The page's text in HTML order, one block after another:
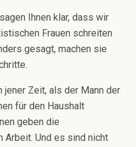
Ihnen klar, dass wir
Frauen schreiten
gesagt, machen sie
Zeit, als der Mann der
für den Haushalt
geben die
Arbeit. Und es sind nicht